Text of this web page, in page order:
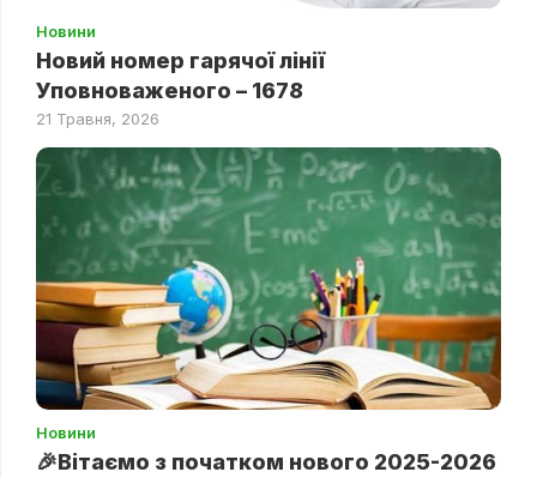
Новини
Новий номер гарячої лінії
Уповноваженого – 1678
21 Травня, 2026
Новини
🎉Вітаємо з початком нового 2025-2026